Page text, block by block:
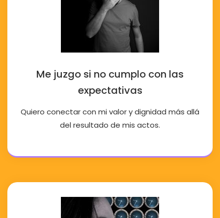
Me juzgo si no cumplo con las
expectativas
Quiero conectar con mi valor y dignidad más allá
del resultado de mis actos.